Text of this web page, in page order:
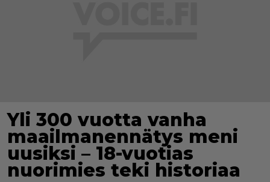
Yli 300 vuotta vanha
maailmanennätys meni
uusiksi – 18-vuotias
nuorimies teki historiaa